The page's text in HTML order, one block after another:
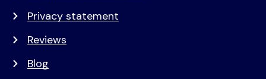
Privacy statement
Reviews
Blog